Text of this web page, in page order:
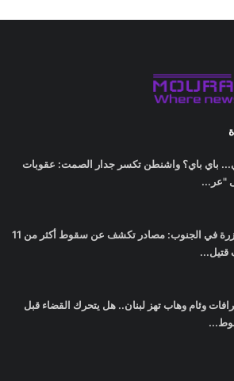
باي باي؟ واشنطن تكسر جدار الصمت: عقوبات
"عر...
مجزرة في الجنوب: مصادر تكشف عن سقوط أكثر من 11
قتيل...
وئام وهاب تهز لبنان.. هل يتحرك القضاء قبل